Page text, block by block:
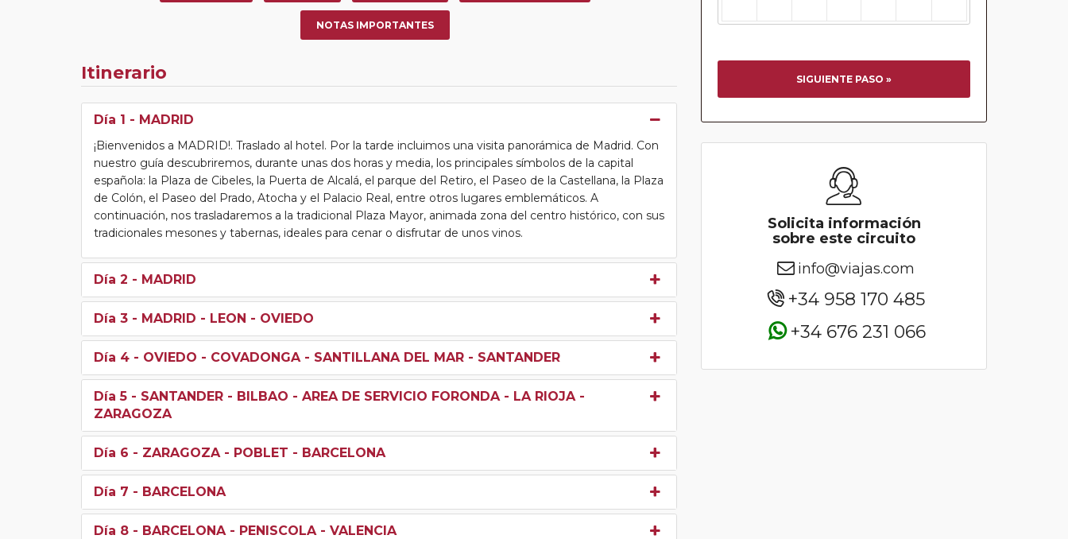
NOTAS IMPORTANTES
Itinerario
Día 1 - MADRID
¡Bienvenidos a MADRID!. Traslado al hotel. Por la tarde incluimos una visita panorámica de Madrid. Con
nuestro guía descubriremos, durante unas dos horas y media, los principales símbolos de la capital
española: la Plaza de Cibeles, la Puerta de Alcalá, el parque del Retiro, el Paseo de la Castellana, la Plaza
de Colón, el Paseo del Prado, Atocha y el Palacio Real, entre otros lugares emblemáticos. A
continuación, nos trasladaremos a la tradicional Plaza Mayor, animada zona del centro histórico, con sus
tradicionales mesones y tabernas, ideales para cenar o disfrutar de unos vinos.
Día 2 - MADRID
Día 3 - MADRID - LEON - OVIEDO
Día 4 - OVIEDO - COVADONGA - SANTILLANA DEL MAR - SANTANDER
Día 5 - SANTANDER - BILBAO - AREA DE SERVICIO FORONDA - LA RIOJA -
ZARAGOZA
Día 6 - ZARAGOZA - POBLET - BARCELONA
Día 7 - BARCELONA
Día 8 - BARCELONA - PENISCOLA - VALENCIA
SIGUIENTE PASO »
Solicita información
sobre este circuito
info@viajas.com
+34 958 170 485
+34 676 231 066